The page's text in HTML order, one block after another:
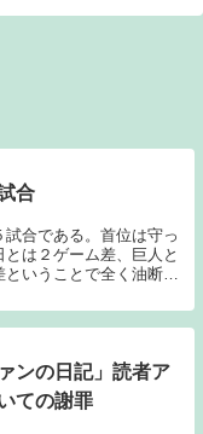
合
合である。首位は守っ
は２ゲーム差、巨人と
いうことで全く油断は
にも巨人にも０．５ゲー
ている。そして現在の投
ンの日記」読者ア
ての謝罪